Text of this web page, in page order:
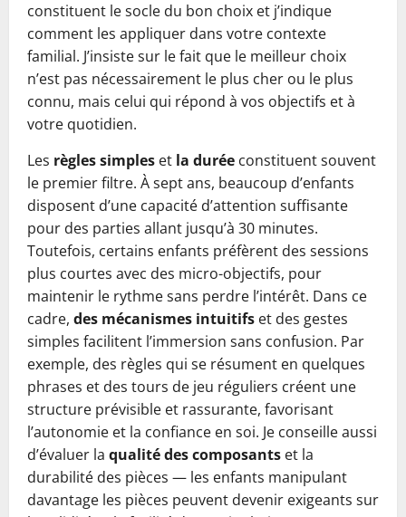
constituent le socle du bon choix et j’indique
comment les appliquer dans votre contexte
familial. J’insiste sur le fait que le meilleur choix
n’est pas nécessairement le plus cher ou le plus
connu, mais celui qui répond à vos objectifs et à
votre quotidien.
Les règles simples et la durée constituent souvent
le premier filtre. À sept ans, beaucoup d’enfants
disposent d’une capacité d’attention suffisante
pour des parties allant jusqu’à 30 minutes.
Toutefois, certains enfants préfèrent des sessions
plus courtes avec des micro-objectifs, pour
maintenir le rythme sans perdre l’intérêt. Dans ce
cadre, des mécanismes intuitifs et des gestes
simples facilitent l’immersion sans confusion. Par
exemple, des règles qui se résument en quelques
phrases et des tours de jeu réguliers créent une
structure prévisible et rassurante, favorisant
l’autonomie et la confiance en soi. Je conseille aussi
d’évaluer la qualité des composants et la
durabilité des pièces — les enfants manipulant
davantage les pièces peuvent devenir exigeants sur